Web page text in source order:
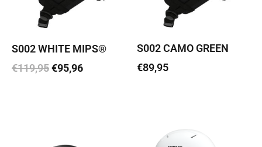
S002 WHITE MIPS®
€119,95€95,96
S002 CAMO GREEN
€89,95